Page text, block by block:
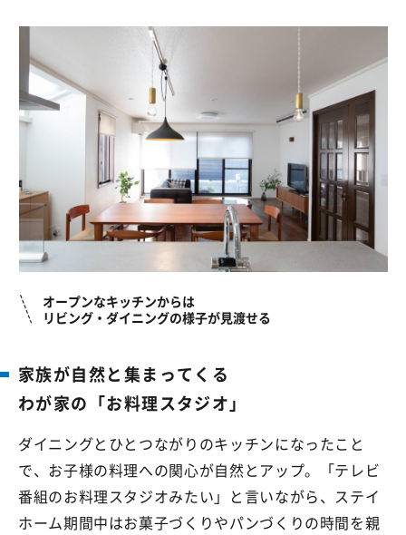
オープンなキッチンからは
リビング・ダイニングの様子が見渡せる
家族が自然と集まってくる
わが家の「お料理スタジオ」
ダイニングとひとつながりのキッチンになったこと
で、お子様の料理への関心が自然とアップ。「テレビ
番組のお料理スタジオみたい」と言いながら、ステイ
ホーム期間中はお菓子づくりやパンづくりの時間を親